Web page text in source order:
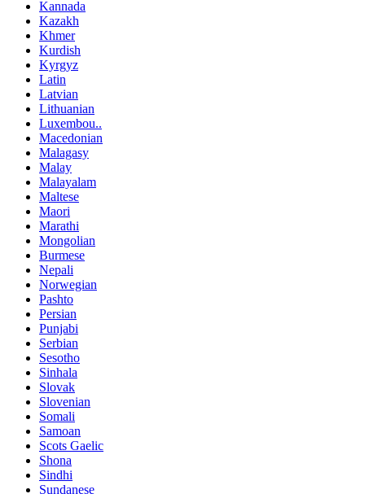
Kannada
Kazakh
Khmer
Kurdish
Kyrgyz
Latin
Latvian
Lithuanian
Luxembou..
Macedonian
Malagasy
Malay
Malayalam
Maltese
Maori
Marathi
Mongolian
Burmese
Nepali
Norwegian
Pashto
Persian
Punjabi
Serbian
Sesotho
Sinhala
Slovak
Slovenian
Somali
Samoan
Scots Gaelic
Shona
Sindhi
Sundanese